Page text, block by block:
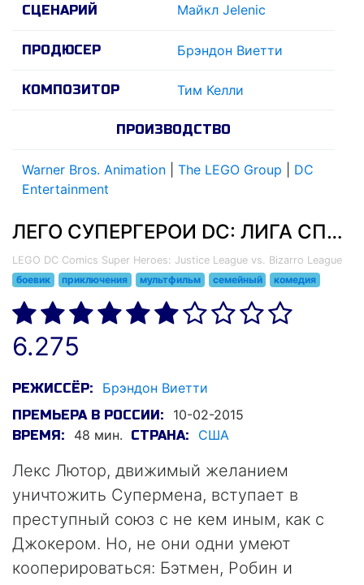
СЦЕНАРИЙ Майкл Jelenic
ПРОДЮСЕР Брэндон Виетти
КОМПОЗИТОР Тим Келли
ПРОИЗВОДСТВО
Warner Bros. Animation The LEGO Group
DC
Entertainment
ЛЕГО СУПЕРГЕРОИ DC: ЛИГА СПРАВЕДЛИВОСТИ ПРОТИВ ЛИГИ БИЗАРРО (2015)
LEGO DC Comics Super Heroes: Justice League vs. Bizarro League
боевик
приключения мультфильм семейный комедия
6.275
РЕЖИССЁР: Брэндон Виетти
ПРЕМЬЕРА В РОССИИ: 10-02-2015
ВРЕМЯ: 48 мин. СТРАНА: США
Лекс Лютор, движимый желанием
уничтожить Супермена, вступает в
преступный союз с не кем иным, как с
Джокером. Но, не они одни умеют
кооперироваться: Бэтмен, Робин и